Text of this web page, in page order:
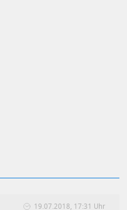
19.07.2018, 17:31 Uhr